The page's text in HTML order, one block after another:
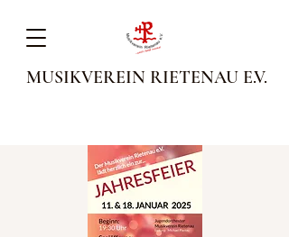
MUSIKVEREIN RIETENAU E.V.